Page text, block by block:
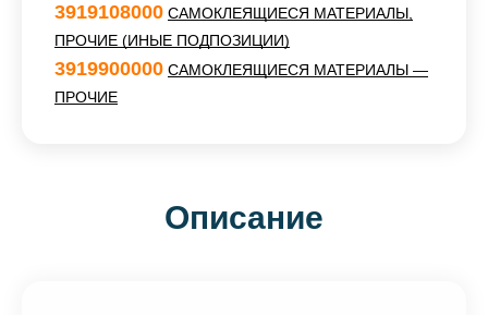
3919108000 САМОКЛЕЯЩИЕСЯ МАТЕРИАЛЫ,
ПРОЧИЕ (ИНЫЕ ПОДПОЗИЦИИ)
3919900000 САМОКЛЕЯЩИЕСЯ МАТЕРИАЛЫ —
ПРОЧИЕ
Описание